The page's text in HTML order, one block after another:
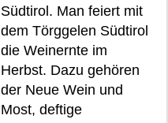
Südtirol. Man feiert mit
dem Törggelen Südtirol
die Weinernte im
Herbst. Dazu gehören
der Neue Wein und
Most, deftige